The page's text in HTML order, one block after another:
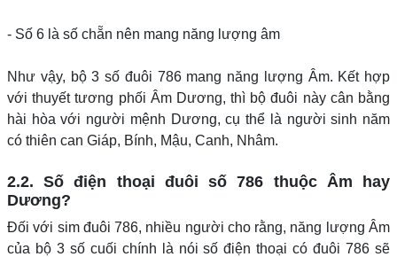
- Số 6 là số chẵn nên mang năng lượng âm
Như vậy, bộ 3 số đuôi 786 mang năng lượng Âm. Kết hợp
với thuyết tương phối Âm Dương, thì bộ đuôi này cân bằng
hài hòa với người mệnh Dương, cụ thể là người sinh năm
có thiên can Giáp, Bính, Mậu, Canh, Nhâm.
2.2. Số điện thoại đuôi số 786 thuộc Âm hay
Dương?
Đối với sim đuôi 786, nhiều người cho rằng, năng lượng Âm
của bộ 3 số cuối chính là nói số điện thoại có đuôi 786 sẽ